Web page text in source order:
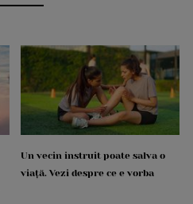
Un vecin instruit poate salva o
viață. Vezi despre ce e vorba